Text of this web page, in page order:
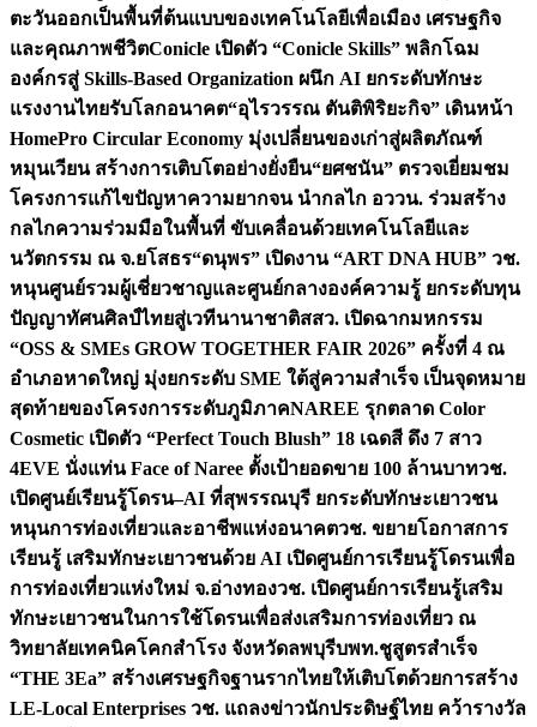
ตะวันออกเป็นพื้นที่ต้นแบบของเทคโนโลยีเพื่อเมือง เศรษฐกิจ
และคุณภาพชีวิตConicle เปิดตัว “Conicle Skills” พลิกโฉม
องค์กรสู่ Skills-Based Organization ผนึก AI ยกระดับทักษะ
แรงงานไทยรับโลกอนาคต“อุไรวรรณ ตันติพิริยะกิจ” เดินหน้า
HomePro Circular Economy มุ่งเปลี่ยนของเก่าสู่ผลิตภัณฑ์
หมุนเวียน สร้างการเติบโตอย่างยั่งยืน“ยศชนัน” ตรวจเยี่ยมชม
โครงการแก้ไขปัญหาความยากจน นำกลไก อววน. ร่วมสร้าง
กลไกความร่วมมือในพื้นที่ ขับเคลื่อนด้วยเทคโนโลยีและ
นวัตกรรม ณ จ.ยโสธร“ดนุพร” เปิดงาน “ART DNA HUB” วช.
หนุนศูนย์รวมผู้เชี่ยวชาญและศูนย์กลางองค์ความรู้ ยกระดับทุน
ปัญญาทัศนศิลป์ไทยสู่เวทีนานาชาติสสว. เปิดฉากมหกรรม
“OSS & SMEs GROW TOGETHER FAIR 2026” ครั้งที่ 4 ณ
อำเภอหาดใหญ่ มุ่งยกระดับ SME ใต้สู่ความสำเร็จ เป็นจุดหมาย
สุดท้ายของโครงการระดับภูมิภาคNAREE รุกตลาด Color
Cosmetic เปิดตัว “Perfect Touch Blush” 18 เฉดสี ดึง 7 สาว
4EVE นั่งแท่น Face of Naree ตั้งเป้ายอดขาย 100 ล้านบาทวช.
เปิดศูนย์เรียนรู้โดรน–AI ที่สุพรรณบุรี ยกระดับทักษะเยาวชน
หนุนการท่องเที่ยวและอาชีพแห่งอนาคตวช. ขยายโอกาสการ
เรียนรู้ เสริมทักษะเยาวชนด้วย AI เปิดศูนย์การเรียนรู้โดรนเพื่อ
การท่องเที่ยวแห่งใหม่ จ.อ่างทองวช. เปิดศูนย์การเรียนรู้เสริม
ทักษะเยาวชนในการใช้โดรนเพื่อส่งเสริมการท่องเที่ยว ณ
วิทยาลัยเทคนิคโคกสำโรง จังหวัดลพบุรีบพท.ชูสูตรสำเร็จ
“THE 3Ea” สร้างเศรษฐกิจฐานรากไทยให้เติบโตด้วยการสร้าง
LE-Local Enterprises วช. แถลงข่าวนักประดิษฐ์ไทย คว้ารางวัล